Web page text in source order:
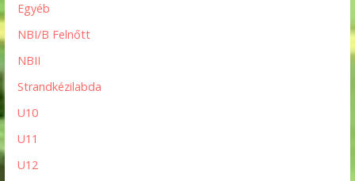
Egyéb
NBI/B Felnőtt
NBII
Strandkézilabda
U10
U11
U12